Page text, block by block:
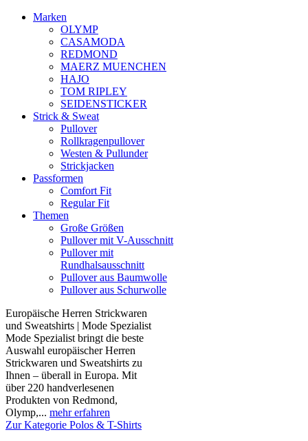
Marken
OLYMP
CASAMODA
REDMOND
MAERZ MUENCHEN
HAJO
TOM RIPLEY
SEIDENSTICKER
Strick & Sweat
Pullover
Rollkragenpullover
Westen & Pullunder
Strickjacken
Passformen
Comfort Fit
Regular Fit
Themen
Große Größen
Pullover mit V-Ausschnitt
Pullover mit
Rundhalsausschnitt
Pullover aus Baumwolle
Pullover aus Schurwolle
Europäische Herren Strickwaren
und Sweatshirts | Mode Spezialist
Mode Spezialist bringt die beste
Auswahl europäischer Herren
Strickwaren und Sweatshirts zu
Ihnen – überall in Europa. Mit
über 220 handverlesenen
Produkten von Redmond,
Olymp,... mehr erfahren
Zur Kategorie Polos & T-Shirts